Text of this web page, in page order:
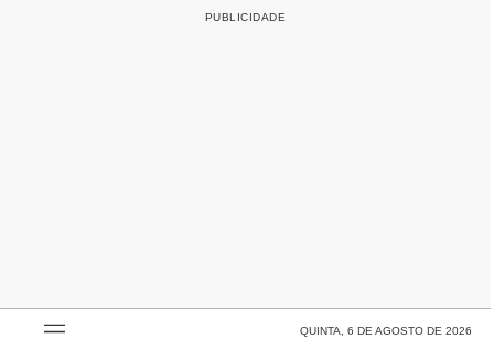
QUINTA, 6 DE AGOSTO DE 2026